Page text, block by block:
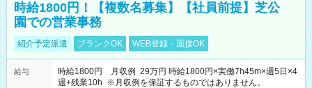
時給1800円！【複数名募集】【社員前提】芝公
園での営業事務
紹介予定派遣 ブランクOK WEB登録・面接OK
給与
時給1800円 月収例 29万円 時給1800円×実働7h45m×週5日×4
週+残業10h ※月収例を保証するものではありません。